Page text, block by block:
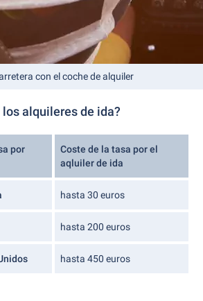
con el coche de alquiler
alquileres de ida?
por
Coste de la tasa por el
aqluiler de ida
hasta 30 euros
hasta 200 euros
hasta 450 euros